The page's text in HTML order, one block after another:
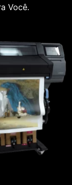
Você.